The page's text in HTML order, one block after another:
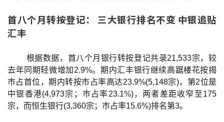
装修·保险优惠
免费装修转介服务
装修设计专栏
火险、家居、宠物保险
保险资讯专栏
首八个月转按登记： 三大银行排名不变 中银追贴
汇丰
根据数据，首八个月银行转按登记共录21,533宗，较
去年同期轻微增加2.9%。期内汇丰银行继续高踞楼花按揭
巿占首位，期内转按市占率高达23.9%(5,148宗)，第2位是
中银香港(4,973宗；巿占率23.1%)，两者差距收窄至175
宗，而恒生银行(3,360宗；巿占率15.6%)排名第3。